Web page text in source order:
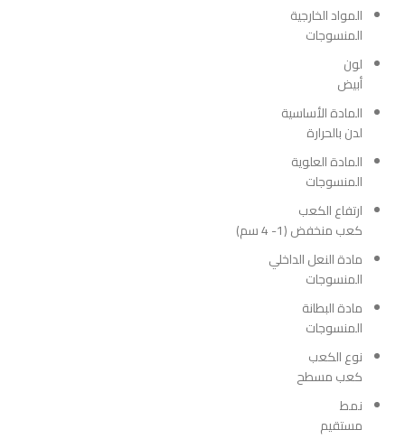
المواد الخارجية
المنسوجات
لون
أبيض
المادة الأساسية
لدن بالحرارة
المادة العلوية
المنسوجات
ارتفاع الكعب
كعب منخفض (1- 4 سم)
مادة النعل الداخلي
المنسوجات
مادة البطانة
المنسوجات
نوع الكعب
كعب مسطح
نمط
مستقيم